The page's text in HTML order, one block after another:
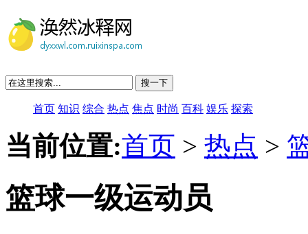
搜一下
首页 知识 综合 热点 焦点 时尚 百科 娱乐 探索
当前位置:首页 > 热点 >
篮球一级运动员